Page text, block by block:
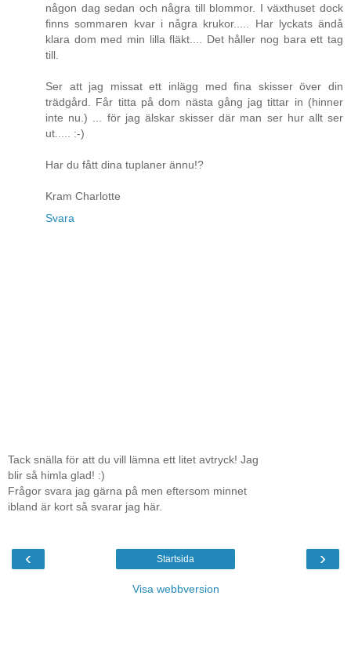
någon dag sedan och några till blommor. I växthuset dock
finns sommaren kvar i några krukor..... Har lyckats ändå
klara dom med min lilla fläkt.... Det håller nog bara ett tag
till.
Ser att jag missat ett inlägg med fina skisser över din
trädgård. Får titta på dom nästa gång jag tittar in (hinner
inte nu.) ... för jag älskar skisser där man ser hur allt ser
ut..... :-)
Har du fått dina tuplaner ännu!?
Kram Charlotte
Svara
Tack snälla för att du vill lämna ett litet avtryck! Jag
blir så himla glad! :)
Frågor svara jag gärna på men eftersom minnet
ibland är kort så svarar jag här.
‹ ›
Startsida
Visa webbversion